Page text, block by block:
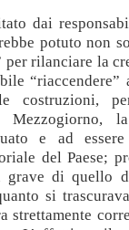
dai
potuto non
rilanciare la
costruzioni,
Mezzogiorno,
e ad
del Paese;
grave di quello
si
strettamente